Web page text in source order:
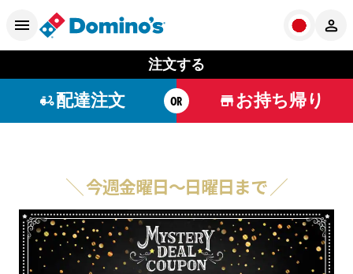
注文する
配達注文 OR お持ち帰り
╲ 今週金曜日～日曜日まで ╱